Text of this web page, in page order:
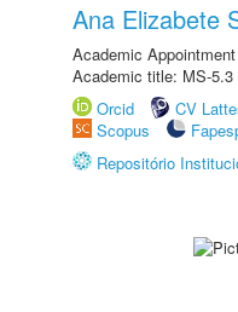
Ana Elizabete
Academic
Academic title: MS-5.3
Orcid
CV
Scopus
Repositório